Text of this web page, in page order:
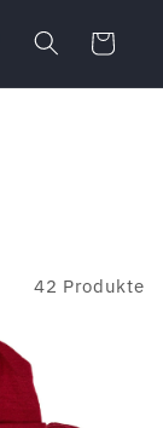
Warenkorb
42 Produkte